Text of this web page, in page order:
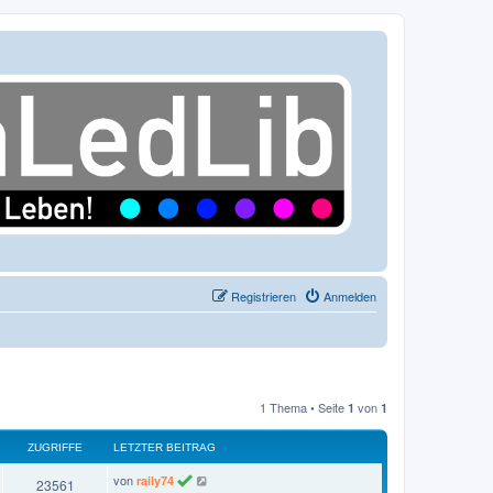
Anmelden
Registrieren
1 Thema • Seite 1 von 1
ZUGRIFFE LETZTER BEITRAG
23561
L
von raily74